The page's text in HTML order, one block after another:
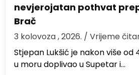
nevjerojatan pothvat
Brač
3 kolovoza , 2026. / Vrijeme
St​jepan Lukšić je nakon više
u moru doplivao u Supetar i…